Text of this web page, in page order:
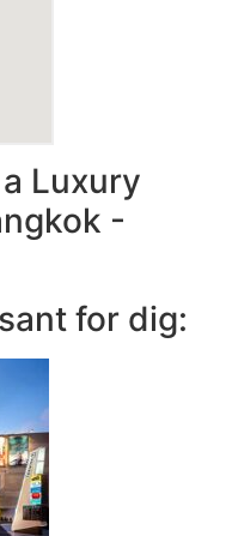
Luxury
-
for dig: